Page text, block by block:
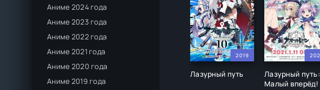
Аниме 2024 года
Аниме 2023 года
Аниме 2022 года
Аниме 2021 года
Аниме 2020 года
Аниме 2019 года
2019
Лазурный путь
Лазурный путь:
Малый вперёд!